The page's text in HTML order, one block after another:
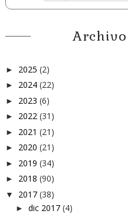
► 2025 (2)
► 2024 (22)
► 2023 (6)
► 2022 (31)
► 2021 (21)
► 2020 (21)
► 2019 (34)
► 2018 (90)
▼ 2017 (38)
► dic 2017 (4)